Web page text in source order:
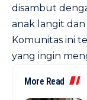
disambut
anak langit dan
Komunitas ini
yang ingin
More Read